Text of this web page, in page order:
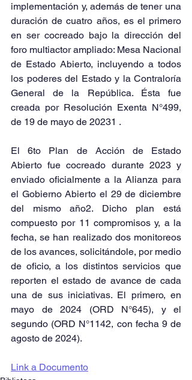
implementación y, además de tener una
duración de cuatro años, es el primero
en ser cocreado bajo la dirección del
foro multiactor ampliado: Mesa Nacional
de Estado Abierto, incluyendo a todos
los poderes del Estado y la Contraloría
General de la República. Ésta fue
creada por Resolución Exenta N°499,
de 19 de mayo de 20231 .
El 6to Plan de Acción de Estado
Abierto fue cocreado durante 2023 y
enviado oficialmente a la Alianza para
el Gobierno Abierto el 29 de diciembre
del mismo año2. Dicho plan está
compuesto por 11 compromisos y, a la
fecha, se han realizado dos monitoreos
de los avances, solicitándole, por medio
de oficio, a los distintos servicios que
reporten el estado de avance de cada
una de sus iniciativas. El primero, en
mayo de 2024 (ORD N°645), y el
segundo (ORD N°1142, con fecha 9 de
agosto de 2024).
Link a Documento